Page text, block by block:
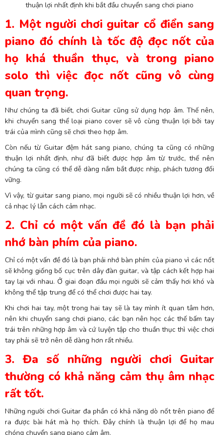
thuận lợi nhất định khi bắt đầu chuyển sang chơi piano
1. Một người chơi guitar cổ điển sang
piano đó chính là tốc độ đọc nốt của
họ khá thuần thục, và trong piano
solo thì việc đọc nốt cũng vô cùng
quan trọng.
Như chúng ta đã biết, chơi Guitar cũng sử dụng hợp âm. Thế nên,
khi chuyển sang thể loại piano cover sẽ vô cùng thuận lợi bởi tay
trái của mình cũng sẽ chơi theo hợp âm.
Còn nếu từ Guitar đệm hát sang piano, chúng ta cũng có những
thuận lợi nhất định, như đã biết được hợp âm từ trước, thế nên
chúng ta cũng có thể dễ dàng nắm bắt được nhịp, phách tương đối
vững.
Vì vậy, từ guitar sang piano, mọi người sẽ có nhiều thuận lợi hơn, về
cả nhạc lý lẫn cách cảm nhạc.
2. Chỉ có một vấn đề đó là bạn phải
nhớ bàn phím của piano.
Chỉ có một vấn đề đó là bạn phải nhớ bàn phím của piano vì các nốt
sẽ không giống bố cục trên dây đàn guitar, và tập cách kết hợp hai
tay lại với nhau. Ở giai đoạn đầu mọi người sẽ cảm thấy hơi khó và
không thể tập trung để có thể chơi được hai tay.
Khi chơi hai tay, một trong hai tay sẽ là tay mình ít quan tâm hơn,
nên khi chuyển sang chơi piano, các bạn nên học các thế bấm tay
trái trên những hợp âm và cứ luyện tập cho thuần thục thì việc chơi
tay phải sẽ trở nên dễ dàng hơn rất nhiều.
3. Đa số những người chơi Guitar
thường có khả năng cảm thụ âm nhạc
rất tốt.
Những người chơi Guitar đa phần có khả năng dò nốt trên piano để
ra được bài hát mà họ thích. Đây chính là thuận lợi để họ mau
chóng chuyển sang piano cảm âm.